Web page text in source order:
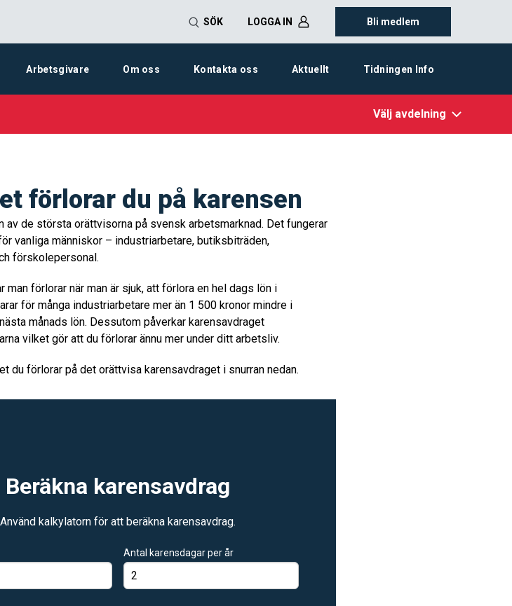
SÖK LOGGA IN Bli medlem
Arbetsgivare Om oss Kontakta oss Aktuellt Tidningen Info
Välj avdelning
förlorar du på karensen
av de största orättvisorna på svensk arbetsmarknad. Det fungerar
vanliga människor – industriarbetare, butiksbiträden,
förskolepersonal.
man förlorar när man är sjuk, att förlora en hel dags lön i
för många industriarbetare mer än 1 500 kronor mindre i
månads lön. Dessutom påverkar karensavdraget
vilket gör att du förlorar ännu mer under ditt arbetsliv.
du förlorar på det orättvisa karensavdraget i snurran nedan.
beräkna karensavdrag
Använd kalkylatorn för att beräkna karensavdrag.
Antal karensdagar per år